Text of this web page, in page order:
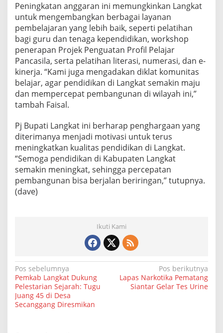
k
p
a
d
A
n
a
k
Peningkatan anggaran ini memungkinkan Langkat
untuk mengembangkan berbagai layanan
pembelajaran yang lebih baik, seperti pelatihan
bagi guru dan tenaga kependidikan, workshop
penerapan Projek Penguatan Profil Pelajar
Pancasila, serta pelatihan literasi, numerasi, dan e-
kinerja. “Kami juga mengadakan diklat komunitas
belajar, agar pendidikan di Langkat semakin maju
dan mempercepat pembangunan di wilayah ini,”
tambah Faisal.
Pj Bupati Langkat ini berharap penghargaan yang
diterimanya menjadi motivasi untuk terus
meningkatkan kualitas pendidikan di Langkat.
“Semoga pendidikan di Kabupaten Langkat
semakin meningkat, sehingga percepatan
pembangunan bisa berjalan beriringan,” tutupnya.
(dave)
Ikuti Kami
N
a
v
Pos sebelumnya
Pemkab Langkat Dukung
Pelestarian Sejarah: Tugu
Juang 45 di Desa
Secanggang Diresmikan
Pos berikutnya
Lapas Narkotika Pematang
Siantar Gelar Tes Urine